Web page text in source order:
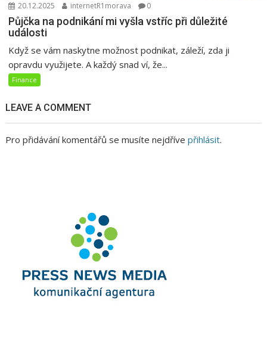
20.12.2025 internetR1morava 0
Půjčka na podnikání mi vyšla vstříc při důležité
události
Když se vám naskytne možnost podnikat, záleží, zda ji
opravdu využijete. A každý snad ví, že...
Finance
LEAVE A COMMENT
Pro přidávání komentářů se musíte nejdřívepřihlásit.